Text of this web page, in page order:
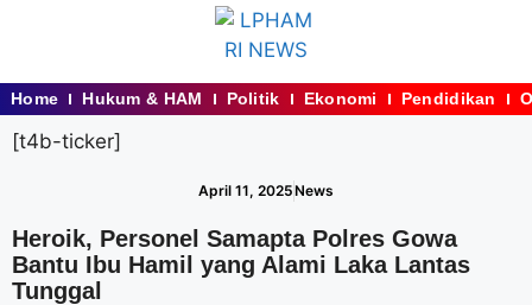
Home Hukum & HAM Politik Ekonomi Pendidikan
[t4b-ticker]
April 11, 2025News
Heroik, Personel Samapta Polres Gowa
Bantu Ibu Hamil yang Alami Laka Lantas
Tunggal